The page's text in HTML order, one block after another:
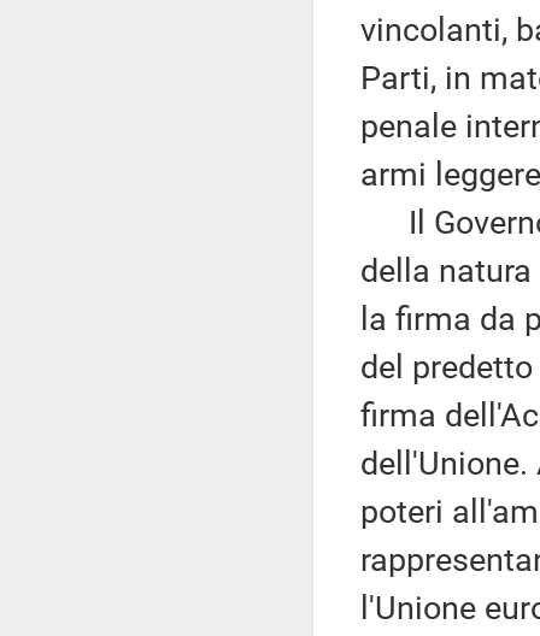
vincolanti,
Parti, in
penale
armi
Il
della
la firma da
del
firma
poteri
l'Unione